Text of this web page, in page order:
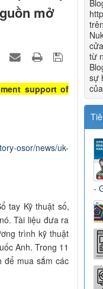
mở
support of
osor/news/uk-
tay Kỹ thuật số,
Tài liệu đưa ra
trình kỹ thuật
Anh. Trong 11
để mua sắm các
từ
sự
-